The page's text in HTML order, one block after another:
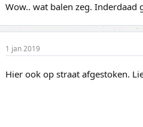
Wow.. wat balen zeg.
1 jan 2019
Hier ook op straat afgestoken.